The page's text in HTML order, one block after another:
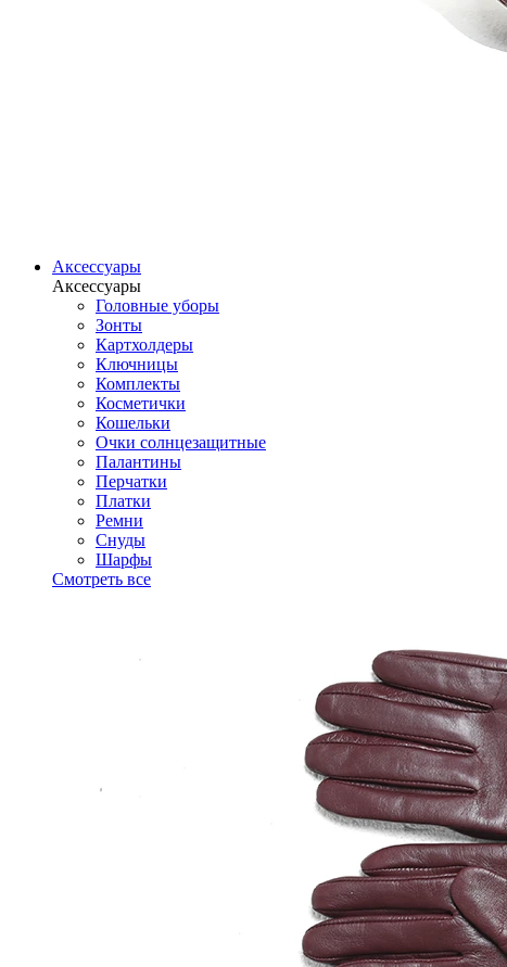
Аксессуары
Аксессуары
Головные уборы
Зонты
Картхолдеры
Ключницы
Комплекты
Косметички
Кошельки
Очки солнцезащитные
Палантины
Перчатки
Платки
Ремни
Снуды
Шарфы
Смотреть все